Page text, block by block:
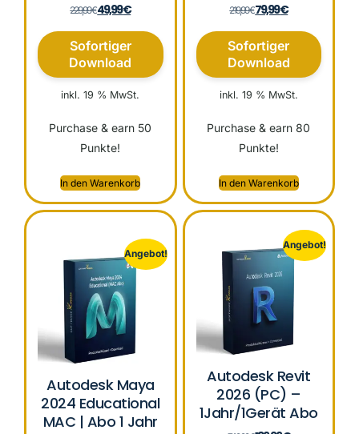
229,99€49,99€
Sofortiger
Download
inkl. 19 % MwSt.
Purchase & earn 50
Punkte!
In den Warenkorb
219,99€79,99€
Sofortiger
Download
inkl. 19 % MwSt.
Purchase & earn 80
Punkte!
In den Warenkorb
Angebot!
Autodesk Maya
2024 Educational
MAC | Abo 1 Jahr
Angebot!
Autodesk Revit
2026 (PC) –
1Jahr/1Gerät Abo